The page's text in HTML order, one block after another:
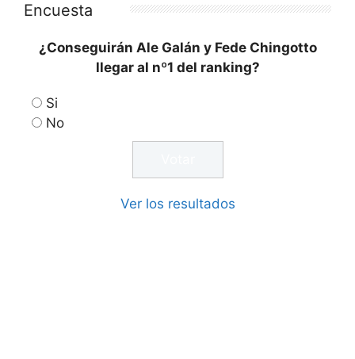
Encuesta
¿Conseguirán Ale Galán y Fede Chingotto
llegar al nº1 del ranking?
Si
No
Ver los resultados